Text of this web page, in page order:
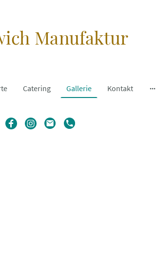
Manufaktur
Catering Gallerie Kontakt